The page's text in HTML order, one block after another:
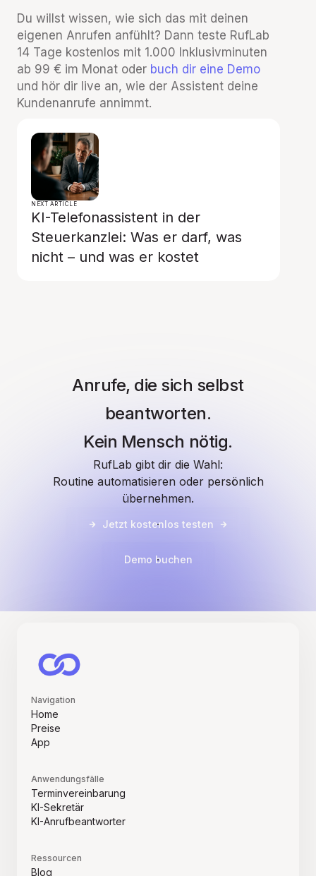
Du willst wissen, wie sich das mit deinen
eigenen Anrufen anfühlt? Dann teste RufLab
14 Tage kostenlos mit 1.000 Inklusivminuten
ab 99 € im Monat oder buch dir eine Demo
und hör dir live an, wie der Assistent deine
Kundenanrufe annimmt.
NEXT ARTICLE
KI-Telefonassistent in der
Steuerkanzlei: Was er darf, was
nicht – und was er kostet
Anrufe, die sich selbst
beantworten.
Kein Mensch nötig.
RufLab gibt dir die Wahl:
Routine automatisieren oder persönlich
übernehmen.
Jetzt kostenlos testen
Demo buchen
Navigation
Home
Preise
App
Anwendungsfälle
Terminvereinbarung
KI-Sekretär
KI-Anrufbeantworter
Ressourcen
Blog